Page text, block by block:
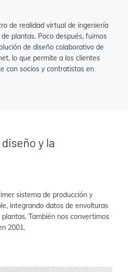
de realidad virtual de ingeniería
plantas. Poco después, fuimos
de diseño colaborativo de
lo que permite a los clientes
con socios y contratistas en
y la
sistema de producción y
integrando datos de envolturas
También nos convertimos
2001.